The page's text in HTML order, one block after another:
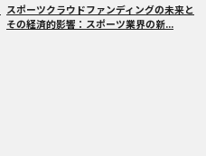
スポーツクラウドファンディングの未来と
その経済的影響：スポーツ業界の新...